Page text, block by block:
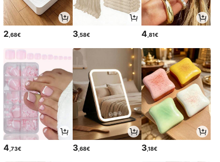
2 ,68€ 3,58€ 4 ,81€
4,73€ 3,68€ 3,18€